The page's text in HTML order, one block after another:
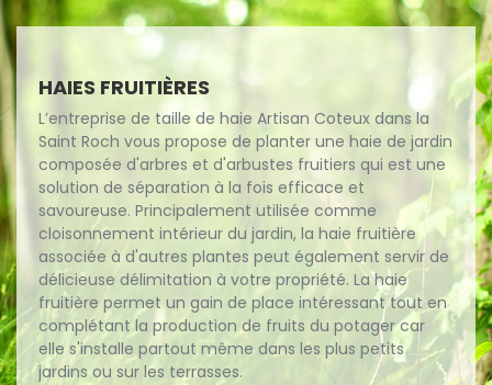
HAIES FRUITIÈRES
L’entreprise de taille de haie Artisan Coteux dans la
Saint Roch vous propose de planter une haie de jardin
composée d'arbres et d'arbustes fruitiers qui est une
solution de séparation à la fois efficace et
savoureuse. Principalement utilisée comme
cloisonnement intérieur du jardin, la haie fruitière
associée à d'autres plantes peut également servir de
délicieuse délimitation à votre propriété. La haie
fruitière permet un gain de place intéressant tout en
complétant la production de fruits du potager car
elle s'installe partout même dans les plus petits
jardins ou sur les terrasses.